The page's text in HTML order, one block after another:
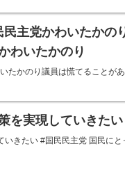
民主党かわいたか
わいたかのり
いたかのり議員は慌てること
を実現していきた
いきたい #国民民主党 国民に